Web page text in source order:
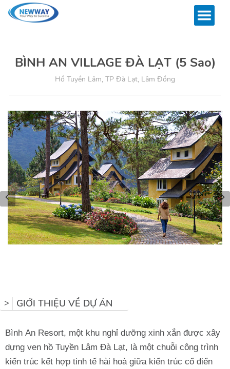
BÌNH AN VILLAGE ĐÀ LẠT (5 Sao)
Hồ Tuyền Lâm, TP Đà Lạt, Lâm Đồng
> GIỚI THIỆU VỀ DỰ ÁN
Bình An Resort, một khu nghỉ dưỡng xinh xắn được xây
dựng ven hồ Tuyền Lâm Đà Lạt, là một chuỗi công trình
kiến trúc kết hợp tinh tế hài hoà giữa kiến trúc cổ điển